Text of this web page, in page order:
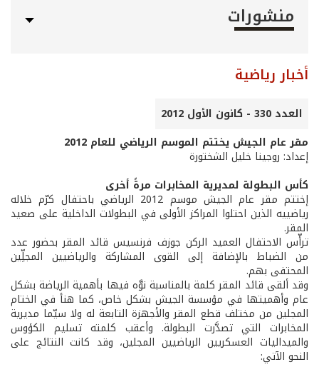
منشورات
أخبار رياضية
العدد 330 - كانون الأول 2012
مقر عام الجيش يختتم الموسم الرياضي للعام 2012
إعداد: روجينا خليل الشختورة
كأس البطولة لمديرية المخابرات مرةً أخرى
إختتم مقر عام الجيش موسم 2012 الرياضي باحتفال كرّم خلاله
رياضييه الذين احتلوا المراكز الأولى في البطولات الداخلية على صعيد
المقر.
ترأّس الاحتفال العميد الركن جوزف فرنسيس قائد المقر بحضور عدد
من الضباط بالإضافة إلى القوى المشاركة والرياضيين المجلِّين
المحتفى بهم.
وقد ألقى قائد المقر كلمة بالمناسبة نوَّه فيها بأهمية الرياضة بشكل
عام وأهميتها في مؤسسة الجيش بشكل خاص، كما هنأ في الختام
المجلين من مختلف قطع المقر والأجهزة التابعة له ولا سيّما مديرية
المخابرات التي تصدَّرت البطولة. وأعقب كلمته تسليم الكؤوس
والميداليات العسكريين الرياضيين المجلين، وقد كانت النتائج على
النحو الآتي: